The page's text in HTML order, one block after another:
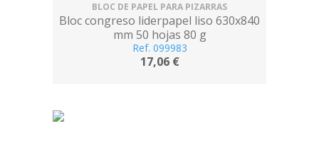
BLOC DE PAPEL PARA PIZARRAS
Bloc congreso liderpapel liso 630x840
mm 50 hojas 80 g
Ref. 099983
17,06 €